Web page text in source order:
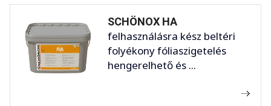
SCHÖNOX HA
felhasználásra kész beltéri
folyékony fóliaszigetelés
hengerelhető és ...